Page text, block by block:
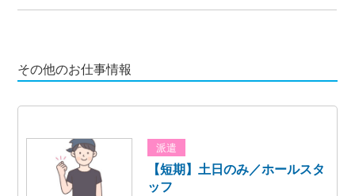
その他のお仕事情報
派遣
【短期】土日のみ／ホールスタ
ッフ